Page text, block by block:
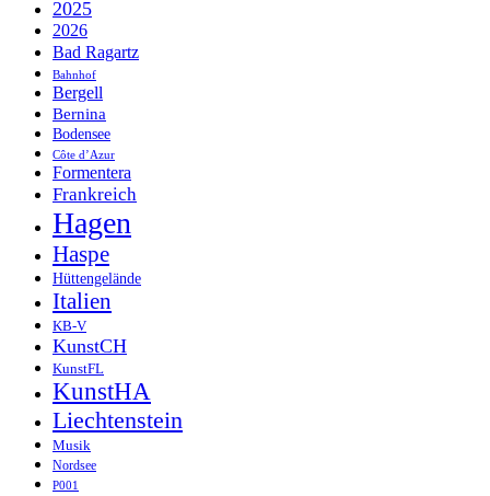
2025
2026
Bad Ragartz
Bahnhof
Bergell
Bernina
Bodensee
Côte d’Azur
Formentera
Frankreich
Hagen
Haspe
Hüttengelände
Italien
KB-V
KunstCH
KunstFL
KunstHA
Liechtenstein
Musik
Nordsee
P001